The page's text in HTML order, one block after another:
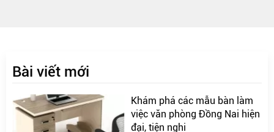
Bài viết mới
Khám phá các mẫu bàn làm
việc văn phòng Đồng Nai hiện
đại, tiện nghi